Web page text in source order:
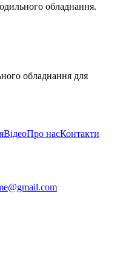
обладнання.
обладнання для
ВідеоПро насКонтакти